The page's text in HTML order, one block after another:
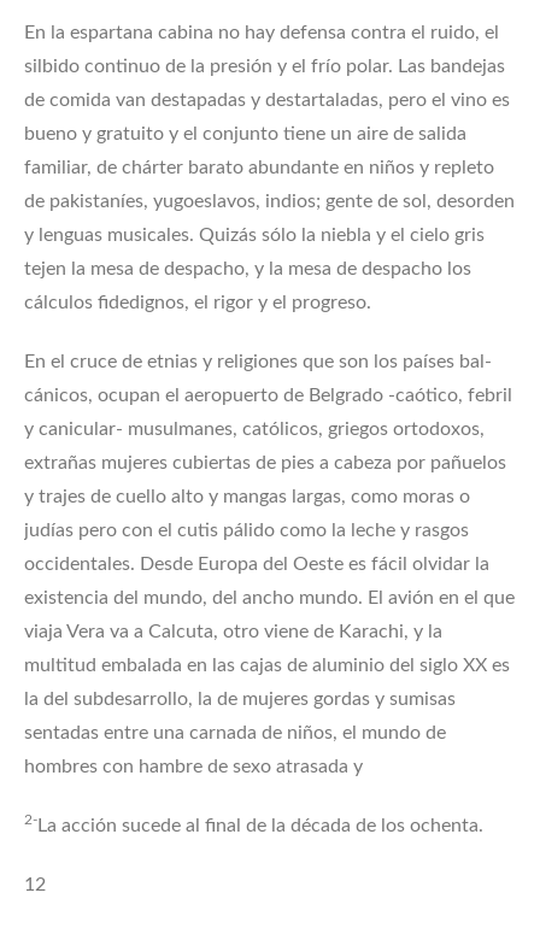
En la espartana cabina no hay defensa contra el ruido, el
silbido continuo de la presión y el frío polar. Las bandejas
de comida van destapadas y destartaladas, pero el vino es
bueno y gratuito y el conjunto tiene un aire de salida
familiar, de chárter barato abundante en niños y repleto
de pakistaníes, yugoeslavos, indios; gente de sol, desorden
y lenguas musicales. Quizás sólo la niebla y el cielo gris
tejen la mesa de despacho, y la mesa de despacho los
cálculos fidedignos, el rigor y el progreso.
En el cruce de etnias y religiones que son los países bal­
cánicos, ocupan el aeropuerto de Belgrado -caótico, febril
y canicular- musulmanes, católicos, griegos ortodoxos,
extrañas mujeres cubiertas de pies a cabeza por pañuelos
y trajes de cuello alto y mangas largas, como moras o
judías pero con el cutis pálido como la leche y rasgos
occidentales. Desde Europa del Oeste es fácil olvidar la
existencia del mundo, del ancho mundo. El avión en el que
viaja Vera va a Calcuta, otro viene de Karachi, y la
multitud embalada en las cajas de aluminio del siglo XX es
la del subdesarrollo, la de mujeres gordas y sumisas
sentadas entre una carnada de niños, el mundo de
hombres con hambre de sexo atrasada y
2- La acción sucede al final de la década de los ochenta.
12